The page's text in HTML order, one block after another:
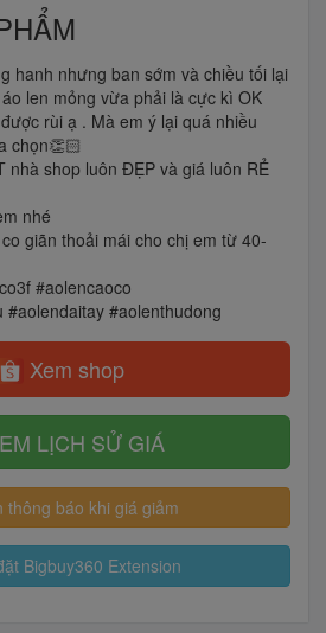
hanh nhưng ban sớm và chiều tối lại
len mỏng vừa phải là cực kì OK
rùi ạ . Mà em ý lại quá nhiều
chọn👏🏻
nhà shop luôn ĐẸP và giá luôn RẺ
nhé
giãn thoải mái cho chị em từ 40-
#aolencaoco
#aolenthudong
Xem shop
LỊCH SỬ GIÁ
thông báo khi giá giảm
Bigbuy360 Extension